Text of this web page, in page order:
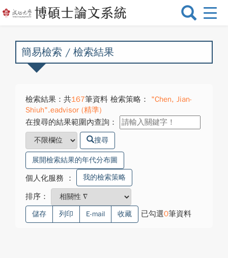
選
換
簡易檢索 / 檢索結果
檢索結果：共167筆資料 檢索策略：
"Chen, Jian-
Shiuh".eadvisor (精準)
在搜尋的結果範圍內查詢：
搜尋
展開檢索結果的年代分布圖
個人化服務 ： 我的檢索策略
排序：
儲存 列印 E-mail 收藏 已勾選0筆資料